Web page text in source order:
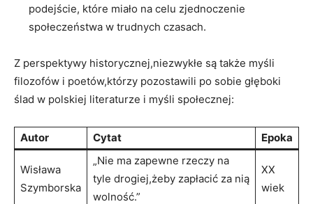
podejście, które miało na celu zjednoczenie
społeczeństwa w trudnych czasach.
Z perspektywy ⁣historycznej,niezwykłe ‌są także myśli⁤
filozofów i poetów,którzy pozostawili ​po sobie głęboki
ślad w polskiej⁤ literaturze i myśli społecznej:
Autor Cytat Epoka
Wisława
Szymborska
„Nie ma zapewne ⁣rzeczy na
tyle drogiej,żeby zapłacić za ‍nią
wolność.”
XX
wiek